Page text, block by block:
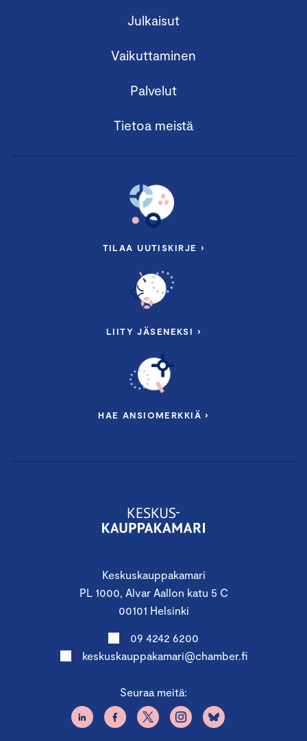
Keskuskauppakamari
PL 1000, Alvar Aallon katu 5 C
00101 Helsinki
09 4242 6200
keskuskauppakamari@chamber.fi
Seuraa meitä:
Julkaisut
Vaikuttaminen
Palvelut
Tietoa meistä
TILAA UUTISKIRJE ›
LIITY JÄSENEKSI ›
HAE ANSIOMERKKIÄ ›